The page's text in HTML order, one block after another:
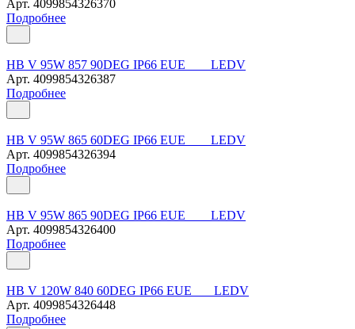
Арт. 4099854326370
Подробнее
HB V 95W 857 90DEG IP66 EUE LEDV
Арт. 4099854326387
Подробнее
HB V 95W 865 60DEG IP66 EUE LEDV
Арт. 4099854326394
Подробнее
HB V 95W 865 90DEG IP66 EUE LEDV
Арт. 4099854326400
Подробнее
HB V 120W 840 60DEG IP66 EUE LEDV
Арт. 4099854326448
Подробнее